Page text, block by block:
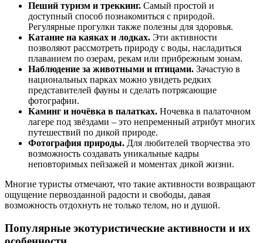
Пеший туризм и треккинг. Самый простой и
доступный способ познакомиться с природой.
Регулярные прогулки также полезны для здоровья.
Катание на каяках и лодках. Эти активности
позволяют рассмотреть природу с воды, насладиться
плаванием по озерам, рекам или прибрежным зонам.
Наблюдение за животными и птицами. Зачастую в
национальных парках можно увидеть редких
представителей фауны и сделать потрясающие
фотографии.
Каминг и ночёвка в палатках. Ночевка в палаточном
лагере под звёздами – это непременный атрибут многих
путешествий по дикой природе.
Фотография природы. Для любителей творчества это
возможность создавать уникальные кадры
неповторимых пейзажей и моментах дикой жизни.
Многие туристы отмечают, что такие активности возвращают
ощущение первозданной радости и свободы, давая
возможность отдохнуть не только телом, но и душой.
Популярные экотуристические активности и их